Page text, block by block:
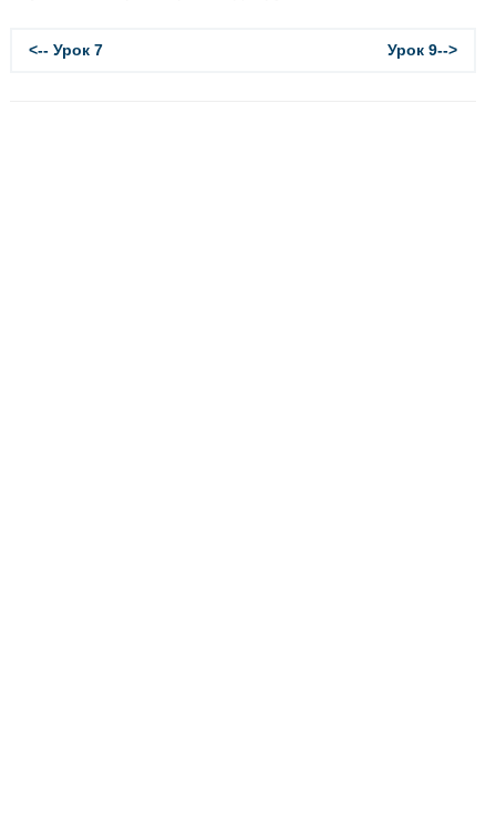
<-- Урок 7 Урок 9-->